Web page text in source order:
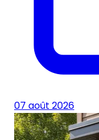
07 août 2026